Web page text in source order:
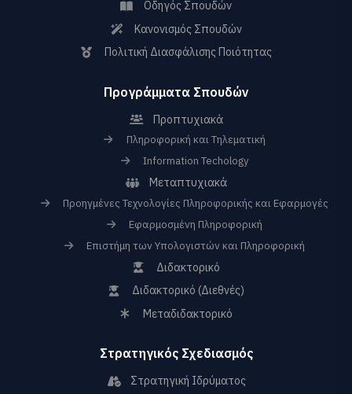
Οδηγός Σπουδών
Κανονισμός Σπουδών
Πολιτική Διασφάλισης Ποιότητας
Προγράμματα Σπουδών
Προπτυχιακά
Πληροφορική και Τηλεματική
Information Techology
Μεταπτυχιακά
Προηγμένες Τεχνολογίες Πληροφορικής και Εφαρμογές
Εφαρμοσμένη Πληροφορική
Επιστήμη των Υπολογιστών και Πληροφορική
Διδακτορικό
Διδακτορικό (Διεθνές)
Μεταδιδακτορικό
Στρατηγικός Σχεδιασμός
Στρατηγική Ιδρύματος